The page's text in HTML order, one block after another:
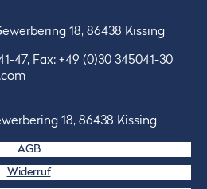
18, 86438 Kissing
47, Fax: +49 (0)30 345041-30
18, 86438 Kissing
AGB
Widerruf